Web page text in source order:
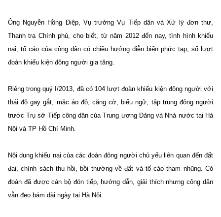
Ông Nguyễn Hồng Điệp, Vụ trưởng Vụ Tiếp dân và Xử lý đơn thư,
Thanh tra Chính phủ, cho biết, từ năm 2012 đến nay, tình hình khiếu
nại, tố cáo của công dân có chiều hướng diễn biến phức tạp, số lượt
đoàn khiếu kiện đông người gia tăng.
Riêng trong quý I/2013, đã có 104 lượt đoàn khiếu kiện đông người với
thái độ gay gắt, mặc áo đỏ, căng cờ, biểu ngữ, tập trung đông người
trước Trụ sở Tiếp công dân của Trung ương Đảng và Nhà nước tại Hà
Nội và TP Hồ Chí Minh.
Nội dung khiếu nại của các đoàn đông người chủ yếu liên quan đến đất
đai, chính sách thu hồi, bồi thường về đất và tố cáo tham nhũng. Có
đoàn đã được cán bộ đón tiếp, hướng dẫn, giải thích nhưng công dân
vẫn đeo bám dài ngày tại Hà Nội.